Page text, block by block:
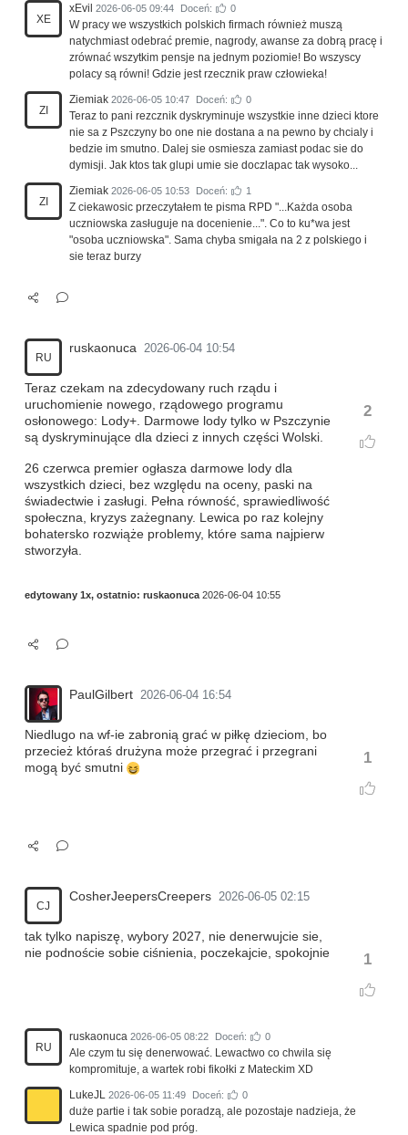
XE
xEvil 2026-06-05 09:44 Doceń: 0
W pracy we wszystkich polskich firmach również muszą
natychmiast odebrać premie, nagrody, awanse za dobrą pracę i
zrównać wszytkim pensje na jednym poziomie! Bo wszyscy
polacy są równi! Gdzie jest rzecznik praw człowieka!
ZI
Ziemiak 2026-06-05 10:47 Doceń: 0
Teraz to pani rezcznik dyskryminuje wszystkie inne dzieci ktore
nie sa z Pszczyny bo one nie dostana a na pewno by chcialy i
bedzie im smutno. Dalej sie osmiesza zamiast podac sie do
dymisji. Jak ktos tak glupi umie sie doczlapac tak wysoko...
ZI
Ziemiak 2026-06-05 10:53 Doceń: 1
Z ciekawosic przeczytałem te pisma RPD "...Każda osoba
uczniowska zasługuje na docenienie...". Co to ku*wa jest
"osoba uczniowska". Sama chyba smigała na 2 z polskiego i
sie teraz burzy
RU
ruskaonuca 2026-06-04 10:54
2
Teraz czekam na zdecydowany ruch rządu i
uruchomienie nowego, rządowego programu
osłonowego: Lody+. Darmowe lody tylko w Pszczynie
są dyskryminujące dla dzieci z innych części Wolski.
26 czerwca premier ogłasza darmowe lody dla
wszystkich dzieci, bez względu na oceny, paski na
świadectwie i zasługi. Pełna równość, sprawiedliwość
społeczna, kryzys zażegnany. Lewica po raz kolejny
bohatersko rozwiąże problemy, które sama najpierw
stworzyła.
edytowany 1x, ostatnio: ruskaonuca 2026-06-04 10:55
PaulGilbert 2026-06-04 16:54
1
Niedlugo na wf-ie zabronią grać w piłkę dzieciom, bo
przecież któraś drużyna może przegrać i przegrani
mogą być smutni
CJ
CosherJeepersCreepers 2026-06-05 02:15
1
tak tylko napiszę, wybory 2027, nie denerwujcie sie,
nie podnoście sobie ciśnienia, poczekajcie, spokojnie
RU
ruskaonuca 2026-06-05 08:22 Doceń: 0
Ale czym tu się denerwować. Lewactwo co chwila się
kompromituje, a wartek robi fikołki z Mateckim XD
LukeJL
2026-06-05 11:49 Doceń: 0
duże partie i tak sobie poradzą, ale pozostaje nadzieja, że
Lewica spadnie pod próg.